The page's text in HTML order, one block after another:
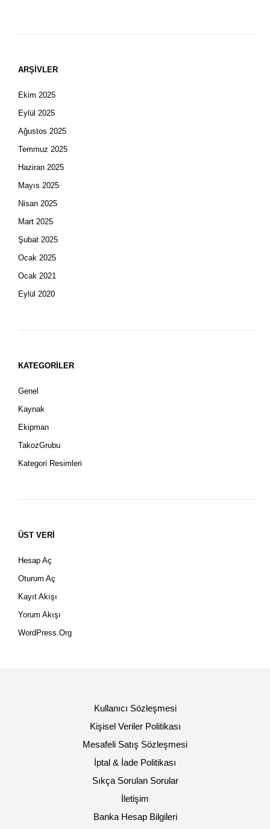
ARŞIVLER
Ekim 2025
Eylül 2025
Ağustos 2025
Temmuz 2025
Haziran 2025
Mayıs 2025
Nisan 2025
Mart 2025
Şubat 2025
Ocak 2025
Ocak 2021
Eylül 2020
KATEGORILER
Genel
Kaynak
Ekipman
TakozGrubu
Kategori Resimleri
ÜST VERI
Hesap Aç
Oturum Aç
Kayıt Akışı
Yorum Akışı
WordPress.org
Kullanıcı Sözleşmesi
Kişisel Veriler Politikası
Mesafeli Satış Sözleşmesi
İptal & İade Politikası
Sıkça Sorulan Sorular
İletişim
Banka Hesap Bilgileri